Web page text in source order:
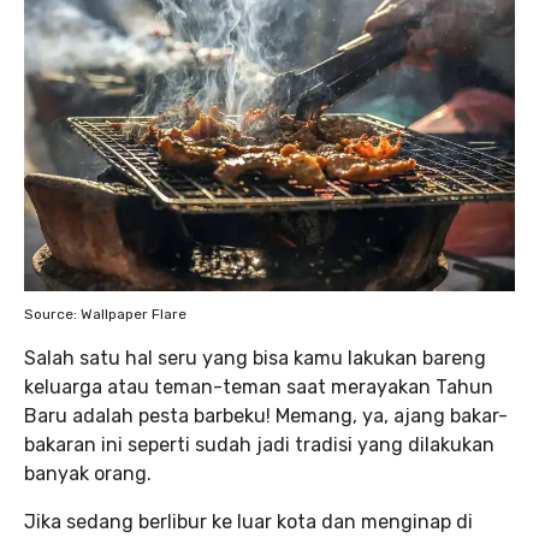
Source: Wallpaper Flare
Salah satu hal seru yang bisa kamu lakukan bareng
keluarga atau teman-teman saat merayakan Tahun
Baru adalah pesta barbeku! Memang, ya, ajang bakar-
bakaran ini seperti sudah jadi tradisi yang dilakukan
banyak orang.
Jika sedang berlibur ke luar kota dan menginap di